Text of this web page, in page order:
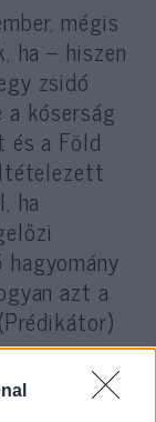
mégis
ha – hiszen
zsidó
kóserság
a Föld
ha
azt a